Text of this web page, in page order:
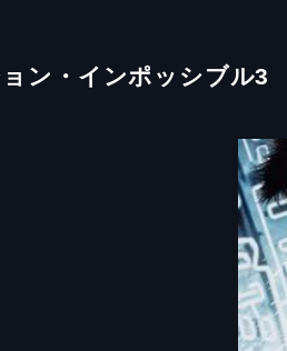
ン・ インポッシブル3